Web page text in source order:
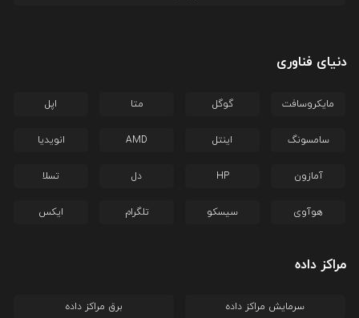
دنیای فناوری
مایکروسافت گوگل متا اپل
سامسونگ اینتل AMD انویدیا
آمازون HP دل تسلا
هوآوی سیسکو تلگرام ایکس
مراکز داده
سرمایش مراکز داده برق مراکز داده